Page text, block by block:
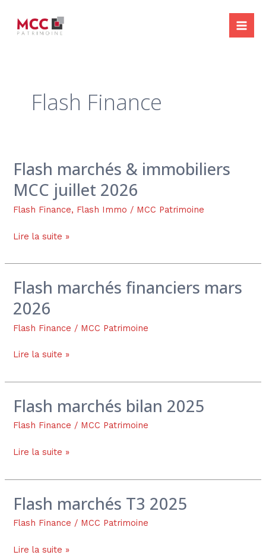
contenu
Flash Finance
Flash marchés & immobiliers
MCC juillet 2026
Flash Finance, Flash Immo / MCC Patrimoine
Flash
&
immobiliers
juillet
Lire la suite »
Flash marchés financiers mars
2026
Flash Finance / MCC Patrimoine
Flash
financiers
mars
Lire la suite »
Flash marchés bilan 2025
Flash Finance / MCC Patrimoine
Flash
bilan
Lire la suite »
Flash marchés T3 2025
Flash Finance / MCC Patrimoine
Flash
T3
Lire la suite »
d’article